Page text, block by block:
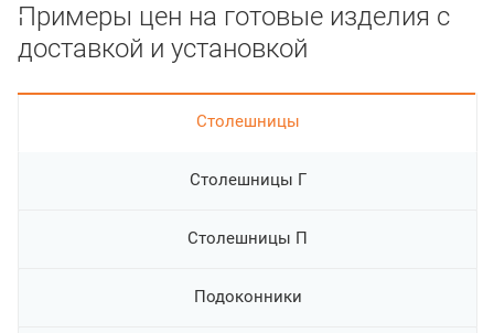
Примеры цен на готовые изделия с
доставкой и установкой
Cтолешницы
Столешницы Г
Столешницы П
Подоконники